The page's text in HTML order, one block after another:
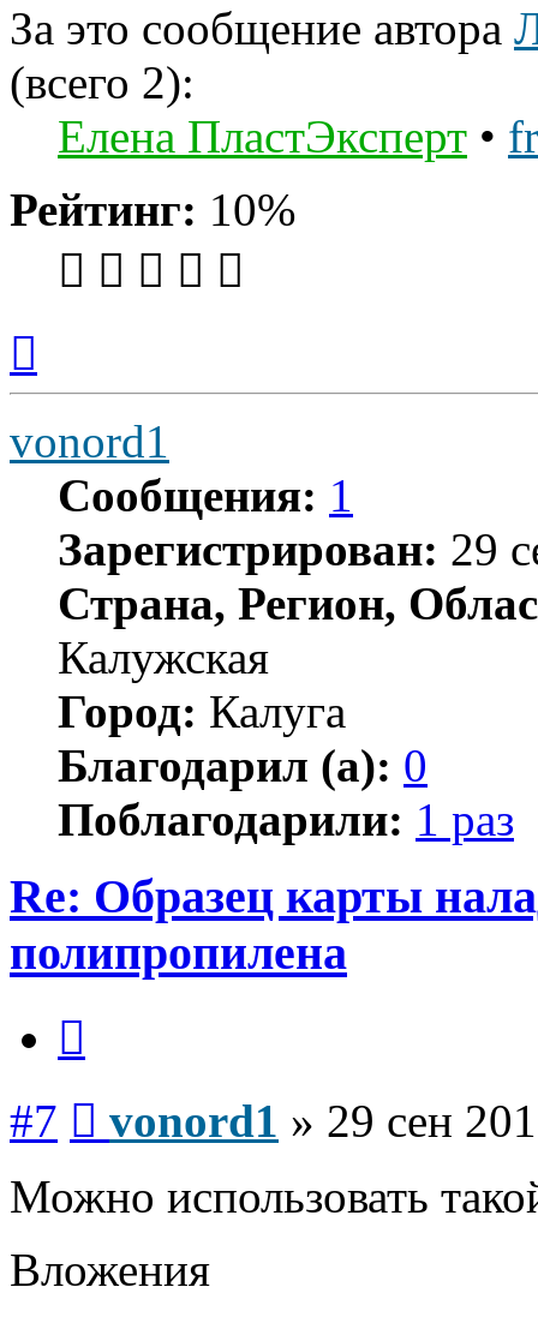
За это сообщение автора
(всего 2):
Елена ПластЭксперт •
Рейтинг: 10%
началу
vonord1
Сообщения: 1
Зарегистрирован: 29
Страна, Регион,
Калужская
Город: Калуга
Благодарил (а): 0
Поблагодарили: 1 раз
Re: Образец карты
полипропилена
#7 vonord1 » 29 сен
Можно использовать
Вложения